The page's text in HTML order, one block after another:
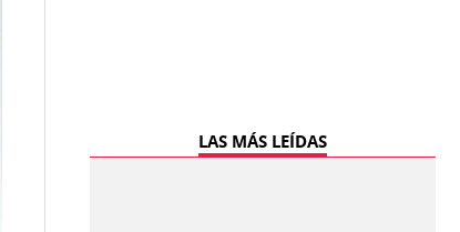
LAS MÁS LEÍDAS